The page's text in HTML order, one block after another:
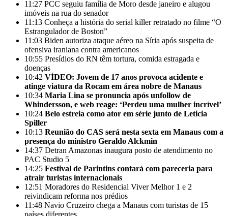
11:27 PCC seguiu família de Moro desde janeiro e alugou
imóveis na rua do senador
11:13 Conheça a história do serial killer retratado no filme “O
Estrangulador de Boston”
11:03 Biden autoriza ataque aéreo na Síria após suspeita de
ofensiva iraniana contra americanos
10:55 Presídios do RN têm tortura, comida estragada e
doenças
10:42 VÍDEO: Jovem de 17 anos provoca acidente e
atinge viatura da Rocam em área nobre de Manaus
10:34 Maria Lina se pronuncia após unfollow de
Whindersson, e web reage: ‘Perdeu uma mulher incrível’
10:24 Belo estreia como ator em série junto de Leticia
Spiller
10:13 Reunião do CAS será nesta sexta em Manaus com a
presença do ministro Geraldo Alckmin
14:37 Detran Amazonas inaugura posto de atendimento no
PAC Studio 5
14:25 Festival de Parintins contará com pareceria para
atrair turistas internacionais
12:51 Moradores do Residencial Viver Melhor 1 e 2
reivindicam reforma nos prédios
11:48 Navio Cruzeiro chega a Manaus com turistas de 15
países diferentes